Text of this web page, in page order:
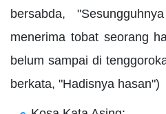
bersabda,
menerima tobat seorang
belum sampai di
berkata, "Hadisnya hasan")